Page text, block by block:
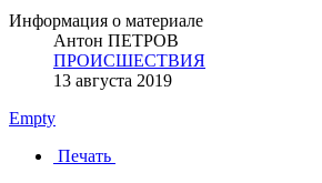
Информация о материале
Антон ПЕТРОВ
ПРОИСШЕСТВИЯ
13 августа 2019
Empty
Печать